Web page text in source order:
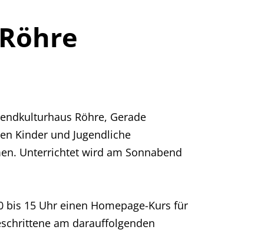
Röhre, Gerade
Kinder und Jugendliche
Unterrichtet wird am Sonnabend
15 Uhr einen Homepage-Kurs für
am darauffolgenden